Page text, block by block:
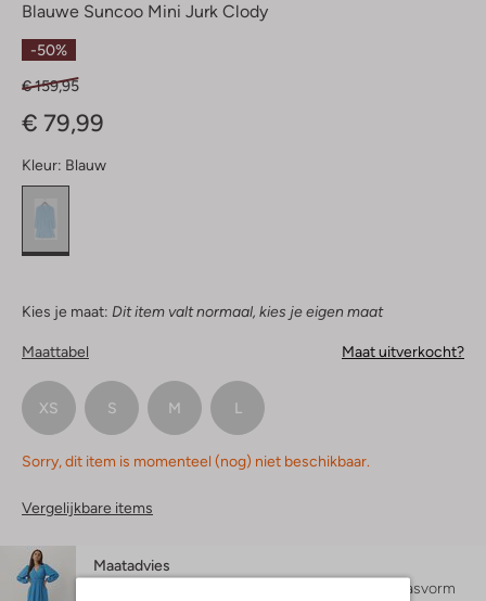
Blauwe Suncoo Mini Jurk Clody
-50%
€ 159,95
€ 79,99
Kleur: Blauw
Kies je maat: Dit item valt normaal, kies je eigen maat
Maattabel Maat uitverkocht?
XS S M L
Sorry, dit item is momenteel (nog) niet beschikbaar.
Vergelijkbare items
Maatadvies
De pasvorm